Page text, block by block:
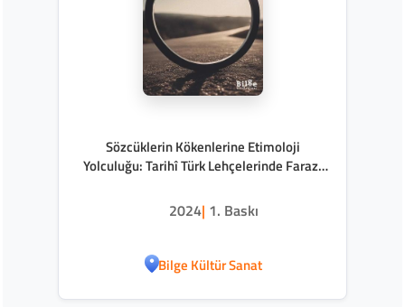
Sözcüklerin Kökenlerine Etimoloji
Yolculuğu: Tarihî Türk Lehçelerinde Farazî
2024| 1. Baskı
Bilge Kültür Sanat